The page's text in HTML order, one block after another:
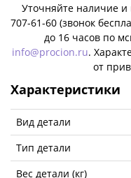
Уточняйте наличие и
707-61-60 (звонок
до 16 часов по
info@procion.ru.
от
Характеристики
Вид детали
Тип детали
Вес детали (кг)